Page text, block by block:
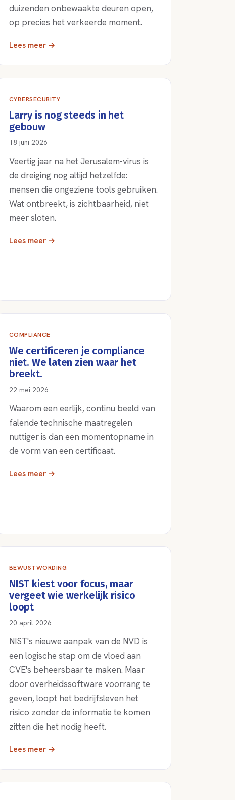
duizenden onbewaakte deuren open,
op precies het verkeerde moment.
Lees meer →
CYBERSECURITY
Larry is nog steeds in het
gebouw
18 juni 2026
Veertig jaar na het Jerusalem-virus is
de dreiging nog altijd hetzelfde:
mensen die ongeziene tools gebruiken.
Wat ontbreekt, is zichtbaarheid, niet
meer sloten.
Lees meer →
COMPLIANCE
We certificeren je compliance
niet. We laten zien waar het
breekt.
22 mei 2026
Waarom een eerlijk, continu beeld van
falende technische maatregelen
nuttiger is dan een momentopname in
de vorm van een certificaat.
Lees meer →
BEWUSTWORDING
NIST kiest voor focus, maar
vergeet wie werkelijk risico
loopt
20 april 2026
NIST's nieuwe aanpak van de NVD is
een logische stap om de vloed aan
CVE's beheersbaar te maken. Maar
door overheidssoftware voorrang te
geven, loopt het bedrijfsleven het
risico zonder de informatie te komen
zitten die het nodig heeft.
Lees meer →